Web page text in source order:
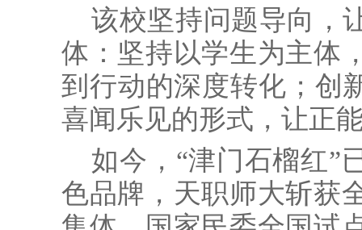
该校坚持问题导向，
体：坚持以学生为主体
到行动的深度转化；创
喜闻乐见的形式，让正
如今，“津门石榴红”
色品牌，天职师大斩获